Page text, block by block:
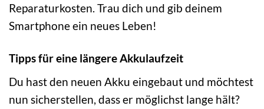
Reparaturkosten. Trau dich und gib deinem
Smartphone ein neues Leben!
Tipps für eine längere Akkulaufzeit
Du hast den neuen Akku eingebaut und möchtest
nun sicherstellen, dass er möglichst lange hält?